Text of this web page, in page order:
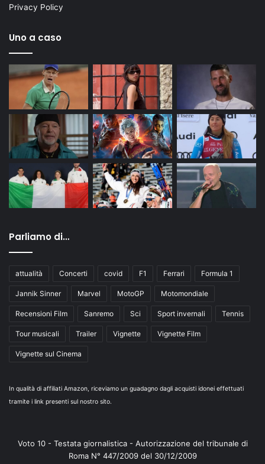
Privacy Policy
Uno a caso
Parliamo di…
attualità Concerti covid F1 Ferrari Formula 1
Jannik Sinner Marvel MotoGP Motomondiale
Recensioni Film Sanremo Sci Sport invernali Tennis
Tour musicali Trailer Vignette Vignette Film
Vignette sul Cinema
In qualità di affiliati Amazon, riceviamo un guadagno dagli acquisti idonei effettuati
tramite i link presenti sul nostro sito.
Voto 10 - Testata giornalistica - Autorizzazione del tribunale di
Roma N° 447/2009 del 30/12/2009